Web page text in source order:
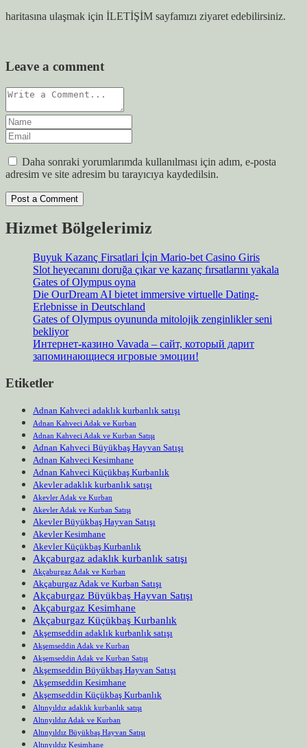
haritasına ulaşmak için İLETİŞİM sayfamızı ziyaret edebilirsiniz.
Leave a comment
Daha sonraki yorumlarımda kullanılması için adım, e-posta
adresim ve site adresim bu tarayıcıya kaydedilsin.
Hizmet Bölgelerimiz
Buyuk Kazanç Firsatlari İçin Mario-bet Casino Giris
Slot heyecanını doruğa çıkar ve kazanç fırsatlarını yakala
Gates of Olympus oyna
Die OurDream AI bietet immersive virtuelle Dating-
Erlebnisse in Deutschland
Gates of Olympus oyununda mitolojik zenginlikler seni
bekliyor
Интернет-казино Vavada – сайт, который дарит
запоминающиеся игровые эмоции!
Etiketler
Adnan Kahveci adaklık kurbanlık satışı
Adnan Kahveci Adak ve Kurban
Adnan Kahveci Adak ve Kurban Satışı
Adnan Kahveci Büyükbaş Hayvan Satışı
Adnan Kahveci Kesimhane
Adnan Kahveci Küçükbaş Kurbanlık
Akevler adaklık kurbanlık satışı
Akevler Adak ve Kurban
Akevler Adak ve Kurban Satışı
Akevler Büyükbaş Hayvan Satışı
Akevler Kesimhane
Akevler Küçükbaş Kurbanlık
Akçaburgaz adaklık kurbanlık satışı
Akçaburgaz Adak ve Kurban
Akçaburgaz Adak ve Kurban Satışı
Akçaburgaz Büyükbaş Hayvan Satışı
Akçaburgaz Kesimhane
Akçaburgaz Küçükbaş Kurbanlık
Akşemseddin adaklık kurbanlık satışı
Akşemseddin Adak ve Kurban
Akşemseddin Adak ve Kurban Satışı
Akşemseddin Büyükbaş Hayvan Satışı
Akşemseddin Kesimhane
Akşemseddin Küçükbaş Kurbanlık
Altınyıldız adaklık kurbanlık satışı
Altınyıldız Adak ve Kurban
Altınyıldız Büyükbaş Hayvan Satışı
Altınyıldız Kesimhane